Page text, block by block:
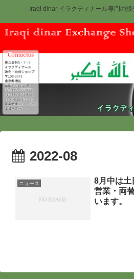
Iraqi dinar イラクディナール専門の
2022-08
ニュース
8月中は土
営業・両
います。